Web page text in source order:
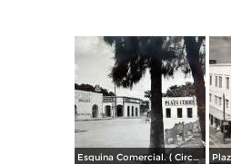
Esquina Comercial. ( Circulada el 21 de Septiembre de 1952 ).